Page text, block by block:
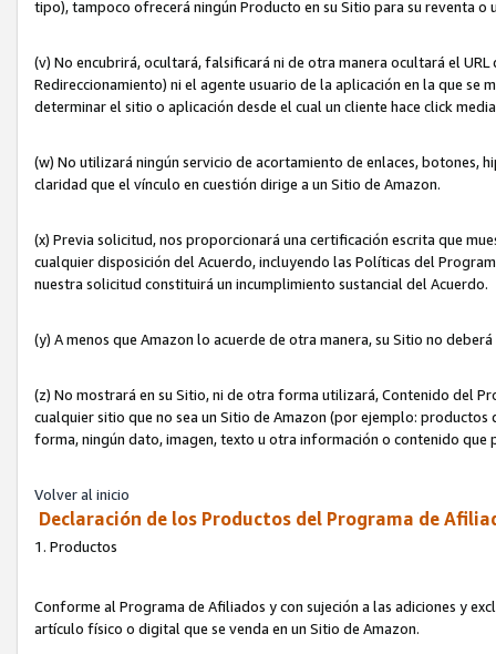
tipo), tampoco ofrecerá ningún Producto en su Sitio para su reventa o
(v) No encubrirá, ocultará, falsificará ni de otra manera ocultará el
Redireccionamiento) ni el agente usuario de la aplicación en la que
determinar el sitio o aplicación desde el cual un cliente hace click
(w) No utilizará ningún servicio de acortamiento de enlaces, botones,
claridad que el vínculo en cuestión dirige a un Sitio de Amazon.
(x) Previa solicitud, nos proporcionará una certificación escrita que
cualquier disposición del Acuerdo, incluyendo las Políticas del
nuestra solicitud constituirá un incumplimiento sustancial del Acuerdo.
(y) A menos que Amazon lo acuerde de otra manera, su Sitio no
(z) No mostrará en su Sitio, ni de otra forma utilizará, Contenido del
cualquier sitio que no sea un Sitio de Amazon (por ejemplo:
forma, ningún dato, imagen, texto u otra información o contenido
Volver al inicio
Declaración de los Productos del Programa de
1. Productos
Conforme al Programa de Afiliados y con sujeción a las adiciones y
artículo físico o digital que se venda en un Sitio de Amazon.